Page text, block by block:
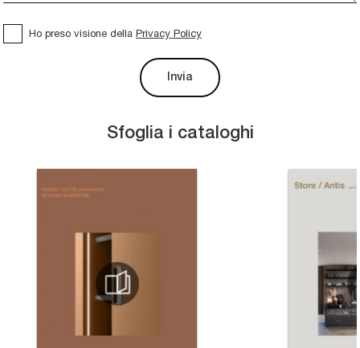
Sfoglia i cataloghi
Ho preso visione della Privacy Policy
Invia